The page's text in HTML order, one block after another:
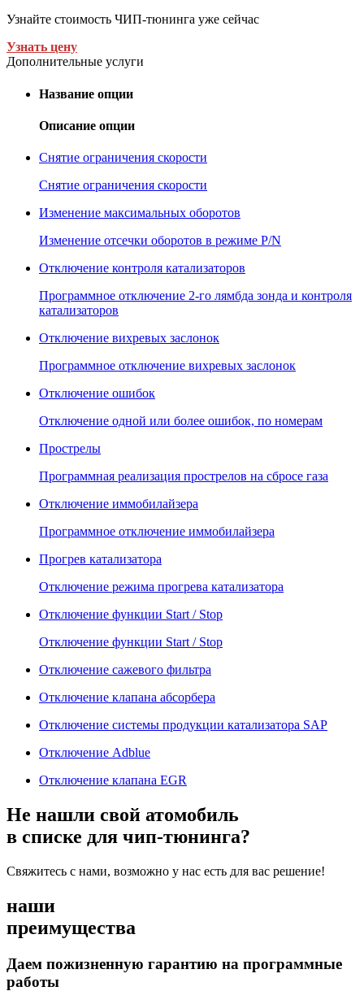
Узнайте стоимость ЧИП-тюнинга уже сейчас
Узнать цену
Дополнительные услуги
Название опции
Описание опции
Снятие ограничения скорости
Снятие ограничения скорости
Изменение максимальных оборотов
Изменение отсечки оборотов в режиме P/N
Отключение контроля катализаторов
Программное отключение 2-го лямбда зонда и контроля
катализаторов
Отключение вихревых заслонок
Программное отключение вихревых заслонок
Отключение ошибок
Отключение одной или более ошибок, по номерам
Прострелы
Программная реализация прострелов на сбросе газа
Отключение иммобилайзера
Программное отключение иммобилайзера
Прогрев катализатора
Отключение режима прогрева катализатора
Отключение функции Start / Stop
Отключение функции Start / Stop
Отключение сажевого фильтра
Отключение клапана абсорбера
Отключение системы продукции катализатора SAP
Отключение Adblue
Отключение клапана EGR
Не нашли свой атомобиль
в списке для чип-тюнинга?
Свяжитесь с нами, возможно у нас есть для вас решение!
наши
преимущества
Даем пожизненную гарантию на программные
работы